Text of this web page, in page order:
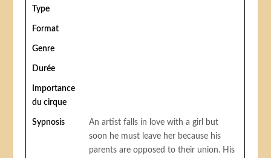
Type
Format
Genre
Durée
Importance
du cirque
Sypnosis
An artist falls in love with a girl but
soon he must leave her because his
parents are opposed to their union. His